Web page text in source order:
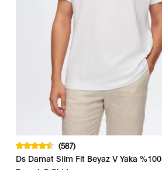
(587)
Ds Damat Slim Fit Beyaz V Yaka %100